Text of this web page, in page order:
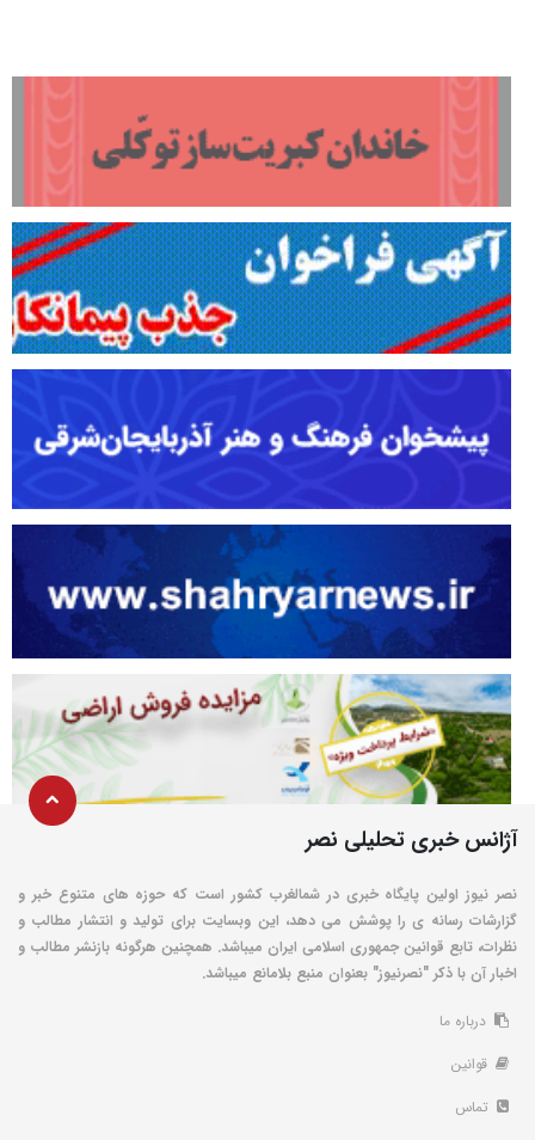
آژانس خبری تحلیلی نصر
نصر نیوز اولین پایگاه خبری در شمالغرب کشور است که حوزه های متنوع خبر و
گزارشات رسانه ی را پوشش می دهد، این وبسایت برای تولید و انتشار مطالب و
نظرات، تابع قوانین جمهوری اسلامی ایران میباشد. همچنین هرگونه بازنشر مطالب و
اخبار آن با ذکر "نصرنیوز" بعنوان منبع بلامانع میباشد.
درباره ما
قوانین
تماس